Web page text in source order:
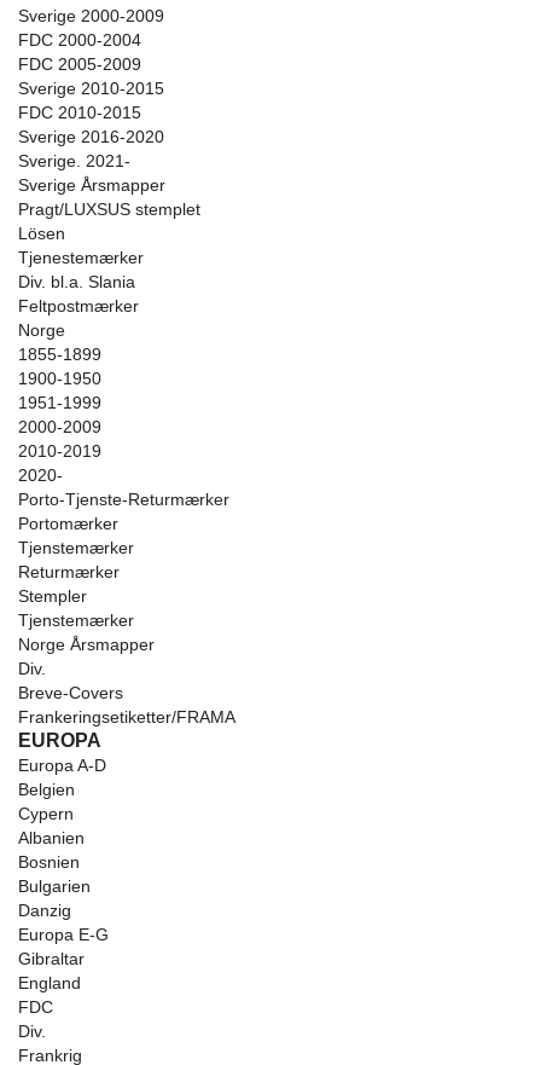
Sverige 2000-2009
FDC 2000-2004
FDC 2005-2009
Sverige 2010-2015
FDC 2010-2015
Sverige 2016-2020
Sverige. 2021-
Sverige Årsmapper
Pragt/LUXSUS stemplet
Lösen
Tjenestemærker
Div. bl.a. Slania
Feltpostmærker
Norge
1855-1899
1900-1950
1951-1999
2000-2009
2010-2019
2020-
Porto-Tjenste-Returmærker
Portomærker
Tjenstemærker
Returmærker
Stempler
Tjenstemærker
Norge Årsmapper
Div.
Breve-Covers
Frankeringsetiketter/FRAMA
EUROPA
Europa A-D
Belgien
Cypern
Albanien
Bosnien
Bulgarien
Danzig
Europa E-G
Gibraltar
England
FDC
Div.
Frankrig